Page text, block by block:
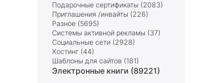
Подарочные сертификаты (2083)
Приглашения /инвайты (226)
Разное (5695)
Системы активной рекламы (37)
Социальные сети (2928)
Хостинг (44)
Шаблоны для сайтов (181)
Электронные книги (89221)